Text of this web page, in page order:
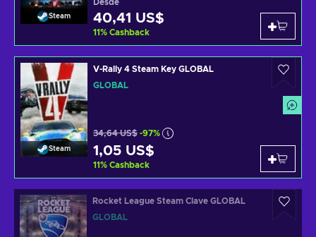
Steam
Desde
40,41 US$
11% Cashback
Steam
V-Rally 4 Steam Key GLOBAL
GLOBAL
34,64 US$ -97%
1,05 US$
11% Cashback
Rocket League Steam Clave GLOBAL
GLOBAL